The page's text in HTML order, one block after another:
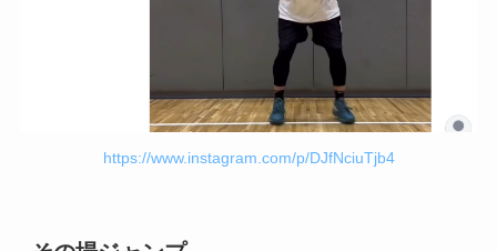
https://www.instagram.com/p/DJfNciuTjb4